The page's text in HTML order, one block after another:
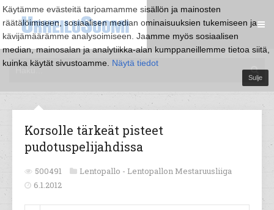
Käytämme evästeitä tarjoamamme sisällön ja mainosten
räätälöimiseen, sosiaalisen median ominaisuuksien tukemiseen ja
kävijämäärämme analysoimiseen. Jaamme myös sosiaalisen
median, mainosalan ja analytiikka-alan kumppaneillemme tietoa siitä,
kuinka käytät sivustoamme. Näytä tiedot
Sulje
Korsolle tärkeät pisteet
pudotuspelijahdissa
500491 Lentopallo - Lentopallon Mestaruusliiga
6.1.2012